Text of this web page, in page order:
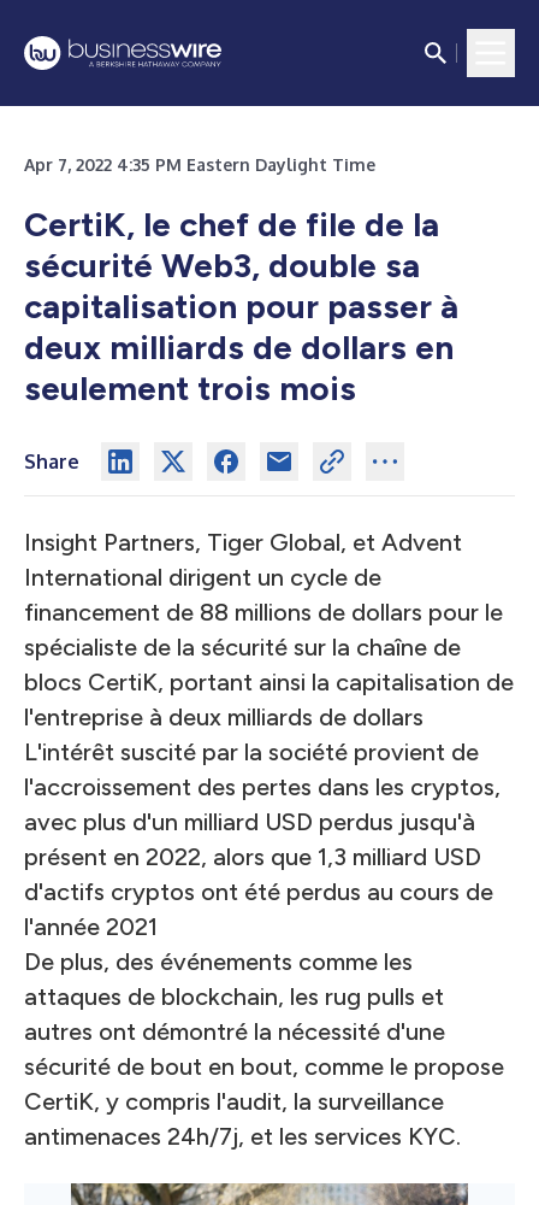
Apr 7, 2022 4:35 PM Eastern Daylight Time
CertiK, le chef de file de la
sécurité Web3, double sa
capitalisation pour passer à
deux milliards de dollars en
seulement trois mois
Share
Insight Partners, Tiger Global, et Advent
International dirigent un cycle de
financement de 88 millions de dollars pour le
spécialiste de la sécurité sur la chaîne de
blocs CertiK, portant ainsi la capitalisation de
l'entreprise à deux milliards de dollars
L'intérêt suscité par la société provient de
l'accroissement des pertes dans les cryptos,
avec plus d'un milliard USD perdus jusqu'à
présent en 2022, alors que 1,3 milliard USD
d'actifs cryptos ont été perdus au cours de
l'année 2021
De plus, des événements comme les
attaques de blockchain, les rug pulls et
autres ont démontré la nécessité d'une
sécurité de bout en bout, comme le propose
CertiK, y compris l'audit, la surveillance
antimenaces 24h/7j, et les services KYC.